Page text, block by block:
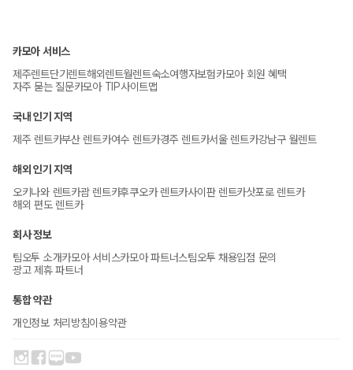
카모아 서비스
제주렌트단기렌트해외렌트월렌트숙소여행자보험카모아 회원 혜택
자주 묻는 질문카모아 TIP사이트맵
국내 인기 지역
제주 렌트카부산 렌트카여수 렌트카경주 렌트카서울 렌트카강남구 월렌트
해외 인기 지역
오키나와 렌트카괌 렌트카후쿠오카 렌트카사이판 렌트카삿포로 렌트카
해외 편도 렌트카
회사 정보
팀오투 소개카모아 서비스카모아 파트너스팀오투 채용입점 문의
광고 제휴 파트너
통합 약관
개인정보 처리방침이용약관